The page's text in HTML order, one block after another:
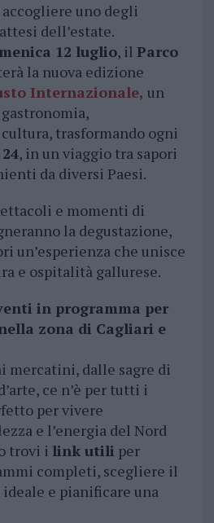
accogliere uno degli
dell’estate.
12 luglio, il Parco
la nuova edizione
Internazionale, un
trasformando ogni
, in un viaggio tra sapori
da diversi Paesi.
e momenti di
la degustazione,
un’esperienza che unisce
e ospitalità gallurese.
in programma per
zona di Cagliari e
mercatini, dalle sagre di
ce n’è per tutti i
per vivere
e l’energia del Nord
trovi i link utili per
completi, scegliere il
e pianificare una